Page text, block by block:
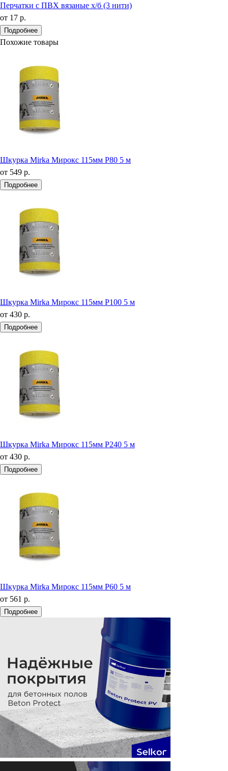
Перчатки с ПВХ вязаные х/б (3 нити)
от 17 р.
Подробнее
Похожие товары
Шкурка Mirka Мирокс 115мм Р80 5 м
от 549 р.
Подробнее
Шкурка Mirka Мирокс 115мм Р100 5 м
от 430 р.
Подробнее
Шкурка Mirka Мирокс 115мм Р240 5 м
от 430 р.
Подробнее
Шкурка Mirka Мирокс 115мм Р60 5 м
от 561 р.
Подробнее